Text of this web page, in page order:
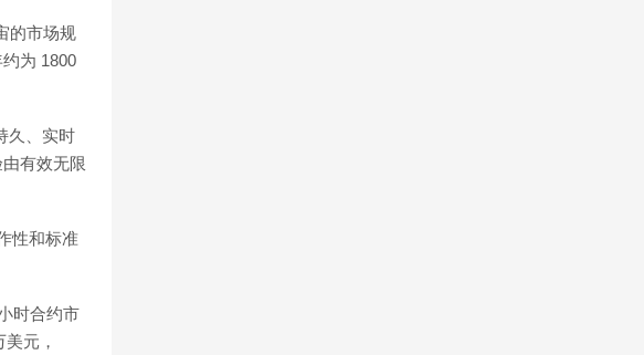
的市场规
为 1800
久、实时
有效无限
性和标准
时合约市
元，